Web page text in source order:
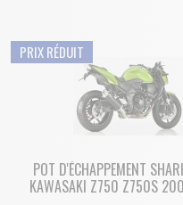
PRIX RÉDUIT
POT D'ÉCHAPPEMENT
KAWASAKI Z750 Z750S
l’affluence, les produits les